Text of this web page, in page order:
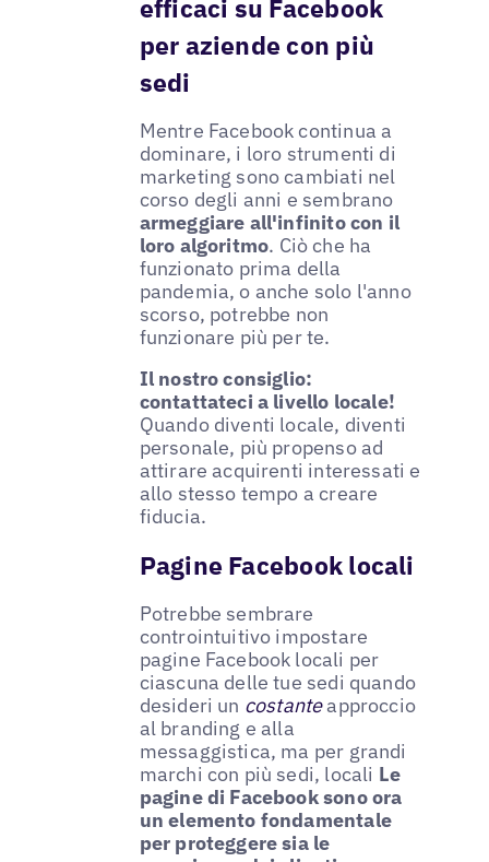
efficaci su Facebook
per aziende con più
sedi
Mentre Facebook continua a
dominare, i loro strumenti di
marketing sono cambiati nel
corso degli anni e sembrano
armeggiare all'infinito con il
loro algoritmo. Ciò che ha
funzionato prima della
pandemia, o anche solo l'anno
scorso, potrebbe non
funzionare più per te.
Il nostro consiglio:
contattateci a livello locale!
Quando diventi locale, diventi
personale, più propenso ad
attirare acquirenti interessati e
allo stesso tempo a creare
fiducia.
Pagine Facebook locali
Potrebbe sembrare
controintuitivo impostare
pagine Facebook locali per
ciascuna delle tue sedi quando
desideri un costanteapproccio
al branding e alla
messaggistica, ma per grandi
marchi con più sedi, locali Le
pagine di Facebook sono ora
un elemento fondamentale
per proteggere sia le